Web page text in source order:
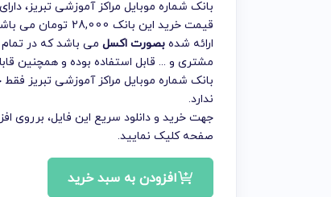
بانک شماره موبایل مراکز آموزشی تبریز،
قیمت خرید این
ارائه شدهبصورت اکسل می باشد که در تمام
مشتری و ... قابل استفاده بوده و همچنین
بانک شماره موبایل مراکز آموزشی تبریز
ندارد.
جهت خرید و دانلود سریع این فایل،
صفحه کلیک نمایید.
افزودن به سبد خرید